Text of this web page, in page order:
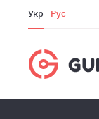
Укр Рус